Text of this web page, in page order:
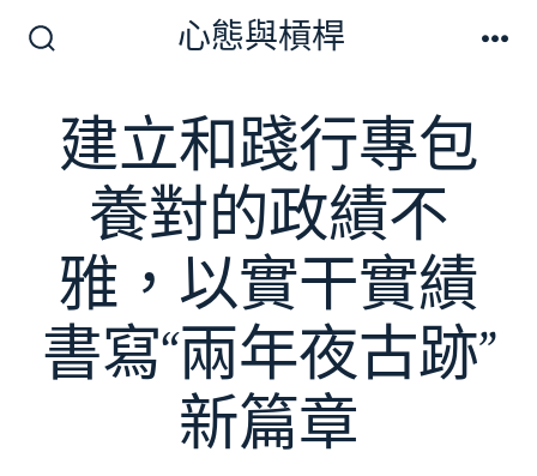
切
換
開
心態與槓桿
建立和踐行專包
養對的政績不
雅，以實干實績
書寫“兩年夜古跡”
新篇章